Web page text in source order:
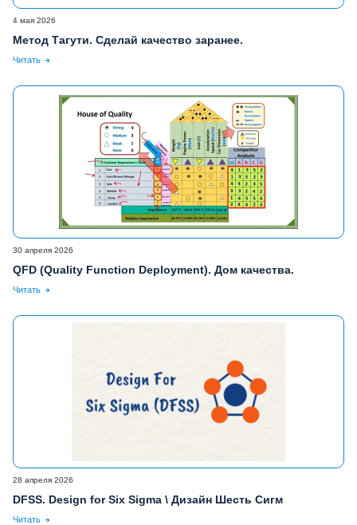
4 мая 2026
Метод Тагути. Сделай качество заранее.
Читать
30 апреля 2026
QFD (Quality Function Deployment). Дом качества.
Читать
28 апреля 2026
DFSS. Design for Six Sigma \ Дизайн Шесть Сигм
Читать